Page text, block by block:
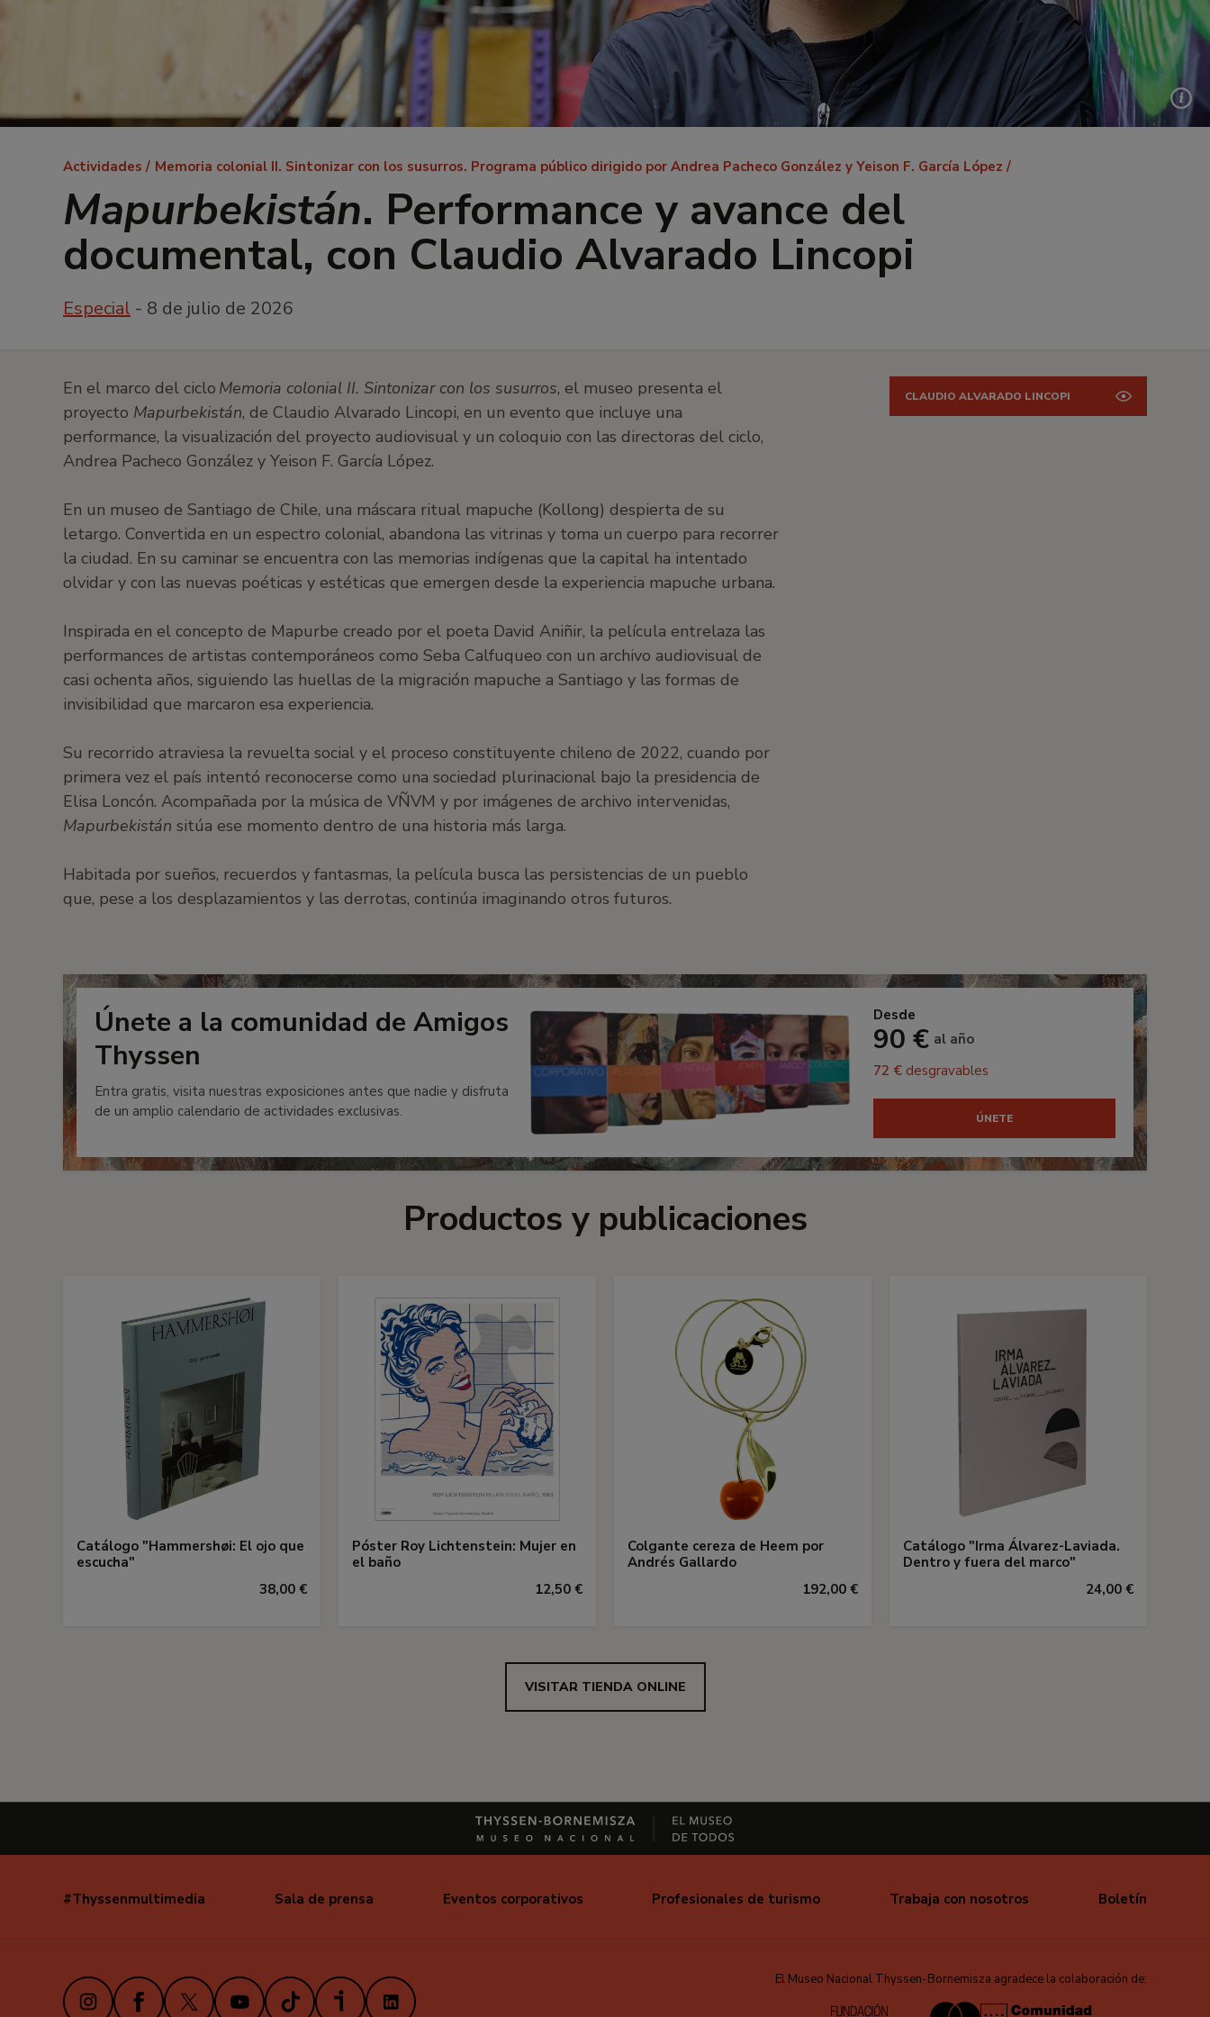
Ruta
de
navegación
Actividades Memoria colonial II. Sintonizar con los susurros. Programa público dirigido por Andrea Pacheco González y Yeison F. García López
Mapurbekistán. Performance y avance del
documental, con Claudio Alvarado Lincopi
Especial - 8 de julio de 2026
CLAUDIO ALVARADO LINCOPI
En el marco del ciclo Memoria colonial II. Sintonizar con los susurros, el museo presenta el
proyecto Mapurbekistán, de Claudio Alvarado Lincopi, en un evento que incluye una
performance, la visualización del proyecto audiovisual y un coloquio con las directoras del ciclo,
Andrea Pacheco González y Yeison F. García López.
En un museo de Santiago de Chile, una máscara ritual mapuche (Kollong) despierta de su
letargo. Convertida en un espectro colonial, abandona las vitrinas y toma un cuerpo para recorrer
la ciudad. En su caminar se encuentra con las memorias indígenas que la capital ha intentado
olvidar y con las nuevas poéticas y estéticas que emergen desde la experiencia mapuche urbana.
Inspirada en el concepto de Mapurbe creado por el poeta David Aniñir, la película entrelaza las
performances de artistas contemporáneos como Seba Calfuqueo con un archivo audiovisual de
casi ochenta años, siguiendo las huellas de la migración mapuche a Santiago y las formas de
invisibilidad que marcaron esa experiencia.
Su recorrido atraviesa la revuelta social y el proceso constituyente chileno de 2022, cuando por
primera vez el país intentó reconocerse como una sociedad plurinacional bajo la presidencia de
Elisa Loncón. Acompañada por la música de VÑVM y por imágenes de archivo intervenidas,
Mapurbekistán sitúa ese momento dentro de una historia más larga.
Habitada por sueños, recuerdos y fantasmas, la película busca las persistencias de un pueblo
que, pese a los desplazamientos y las derrotas, continúa imaginando otros futuros.
Únete a la comunidad de Amigos
Thyssen
Entra gratis, visita nuestras exposiciones antes que nadie y disfruta
de un amplio calendario de actividades exclusivas.
Desde
90 € al año
72 € desgravables
ÚNETE
Productos y publicaciones
Catálogo "Hammershøi: El ojo que
escucha"
38,00 €
Póster Roy Lichtenstein: Mujer en
el baño
12,50 €
Colgante cereza de Heem por
Andrés Gallardo
192,00 €
Catálogo "Irma Álvarez-Laviada.
Dentro y fuera del marco"
24,00 €
VISITAR TIENDA ONLINE
Navegación
#Thyssenmultimedia Sala de prensa Eventos corporativos Profesionales de turismo Trabaja con nosotros Boletín
InstagramFacebook
X YoutubeTikTokiVoox LinkedIn El Museo Nacional Thyssen-Bornemisza agradece la colaboración de: